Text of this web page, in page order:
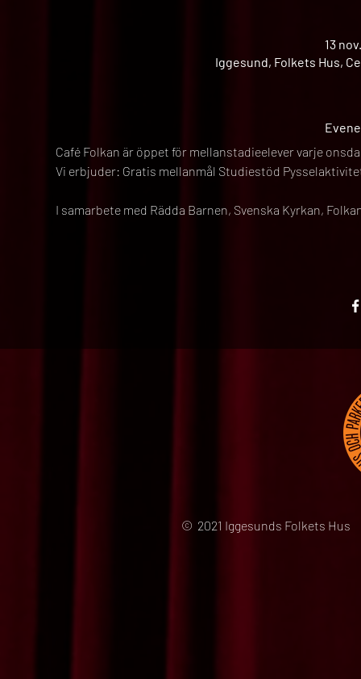
13
Iggesund, Folkets Hus,
Café Folkan är öppet för mellanstadieelever varje
Vi erbjuder: Gratis mellanmål Studiestöd
I samarbete med Rädda Barnen, Svenska Kyrkan,
© 2021 Iggesunds Folkets